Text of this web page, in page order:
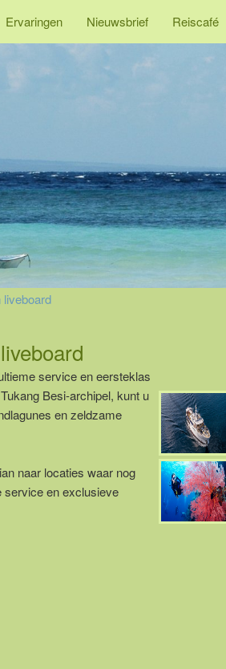
Ervaringen Nieuwsbrief Reiscafé
liveboard
service en eersteklas
Besi-archipel, kunt u
en zeldzame
naar locaties waar nog
service en exclusieve